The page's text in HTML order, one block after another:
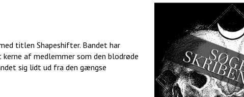
titlen Shapeshifter. Bandet har
af medlemmer som den blodrøde
sig lidt ud fra den gængse